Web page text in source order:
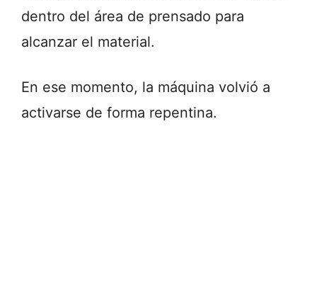
dentro del área de prensado para
alcanzar el material.
En ese momento, la máquina volvió a
activarse de forma repentina.